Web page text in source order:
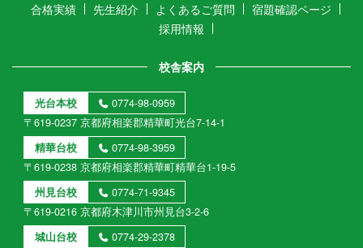
合格実績
先生紹介 よくあるご質問
宿題確認ページ
採用情報
校舎案内
光台本校
0774-98-0959
〒619-0237 京都府相楽郡精華町光台7-14-1
精華台校
0774-98-3959
〒619-0238 京都府相楽郡精華町精華台1-19-5
州見台校
0774-71-9345
〒619-0216 京都府木津川市州見台3-2-6
城山台校
0774-29-2378